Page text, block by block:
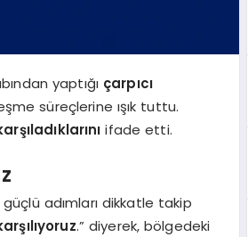
yaptığı çarpıcı
süreçlerine ışık tuttu.
ifade etti.
adımları dikkatle takip
.” diyerek, bölgedeki